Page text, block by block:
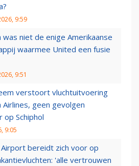
9:59
was niet de enige Amerikaanse
waarmee United een fusie
9:51
verstoort vluchtuitvoering
Airlines, geen gevolgen
op Schiphol
9:05
bereidt zich voor op
'alle vertrouwen